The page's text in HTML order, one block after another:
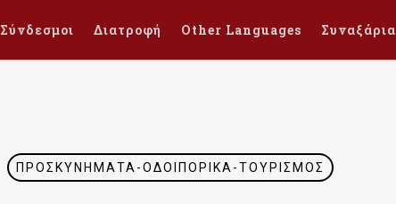
Σύνδεσμοι Διατροφή Other Languages Συναξάρια
ΠΡΟΣΚΥΝΉΜΑΤΑ-ΟΔΟΙΠΟΡΙΚΆ-ΤΟΥΡΙΣΜΌΣ